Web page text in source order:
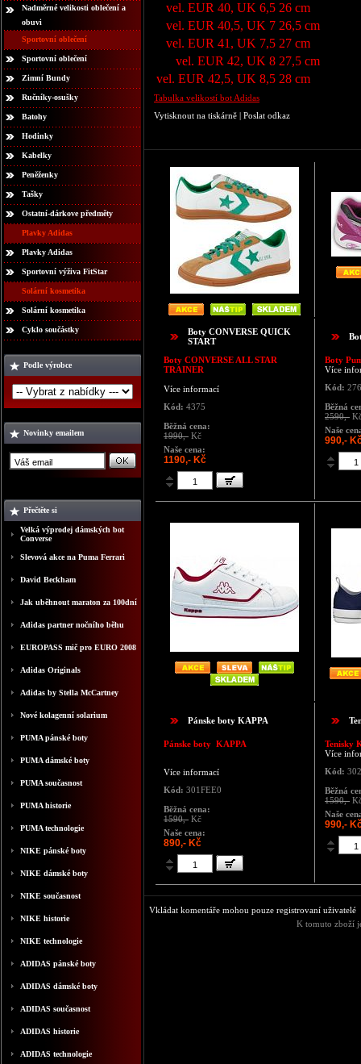
Nadměrné velikosti oblečení a
obuvi
Sportovní oblečení
Sportovní oblečení
Zimní Bundy
Ručníky-osušky
Batohy
Hodinky
Kabelky
Peněženky
Tašky
Ostatní-dárkove předměty
Plavky Adidas
Plavky Adidas
Sportovní výživa FitStar
Solární kosmetika
Solární kosmetika
Cyklo součástky
Podle výrobce
Novinky emailem
Přečtěte si
Velká výprodej dámských bot
Converse
Slevová akce na Puma Ferrari
David Beckham
Jak uběhnout maraton za 100dní
Adidas partner nočního běhu
EUROPASS mič pro EURO 2008
Adidas Originals
Adidas by Stella McCartney
Nové kolagenní solarium
PUMA pánské boty
PUMA dámské boty
PUMA současnost
PUMA historie
PUMA technologie
NIKE pánské boty
NIKE dámské boty
NIKE současnost
NIKE historie
NIKE technologie
ADIDAS pánské boty
ADIDAS dámské boty
ADIDAS současnost
ADIDAS historie
ADIDAS technologie
vel. EUR 40, UK 6,5 26 cm
vel. EUR 40,5, UK 7 26,5 cm
vel. EUR 41, UK 7,5 27 cm
vel. EUR 42, UK 8 27,5 cm
vel. EUR 42,5, UK 8,5 28 cm
Tabulka velikostí bot Adidas
Vytisknout na tiskárně | Poslat odkaz
Boty CONVERSE QUICK
START
Boty CONVERSE ALL STAR
TRAINER
Více informací
Kód: 4375
Běžná cena:
1990,- Kč
Naše cena:
1190,- Kč
Boty
Více
Kód:
Běžná
2590,-
Naše
990,-
Pánske boty KAPPA
Pánske boty KAPPA
Více informací
Kód: 301FEE0
Běžná cena:
1590,- Kč
Naše cena:
890,- Kč
Tenisky
Více
Kód:
Běžná
1590,-
Naše
990,-
Vkládat komentáře mohou pouze registrovaní uživatelé
K tomuto zboží